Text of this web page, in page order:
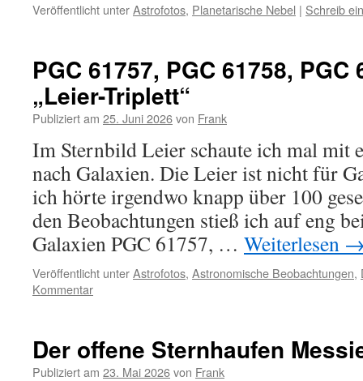
Veröffentlicht unterAstrofotos, Planetarische Nebel | Schreib
PGC 61757, PGC 61758, PGC
„Leier-Triplett“
Publiziert am 25. Juni 2026von Frank
Im Sternbild Leier schaute ich mal mit
nach Galaxien. Die Leier ist nicht für
ich hörte irgendwo knapp über 100
den Beobachtungen stieß ich auf eng
Galaxien PGC 61757, … Weiterlesen
Veröffentlicht unterAstrofotos, Astronomische Beobachtungen,
Kommentar
Der offene Sternhaufen
Publiziert am 23. Mai 2026von Frank